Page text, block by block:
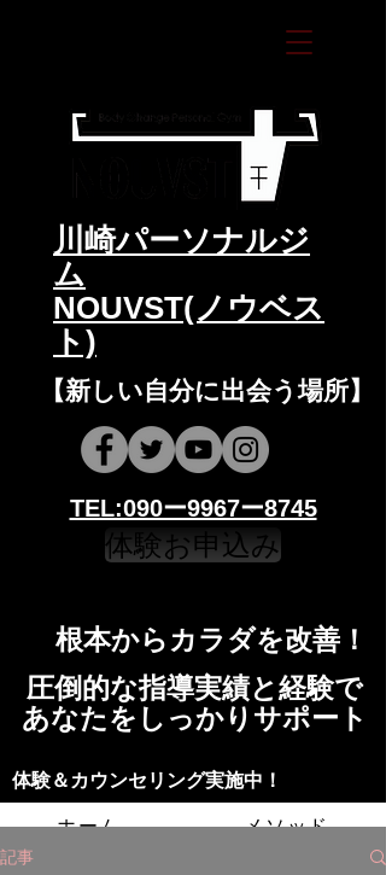
​川崎パーソナルジ
ム
NOUVST(ノウベス
ト)
​​【新しい自分に出会う場所】
​​TEL:090ー9967ー8745
体験お申込み
​根本からカラダを改善！​​
​​圧倒的な指導実績と経験で
​あなたをしっかりサポート
​​​体験＆カウンセリング実施中！
ホーム メソッド
記事